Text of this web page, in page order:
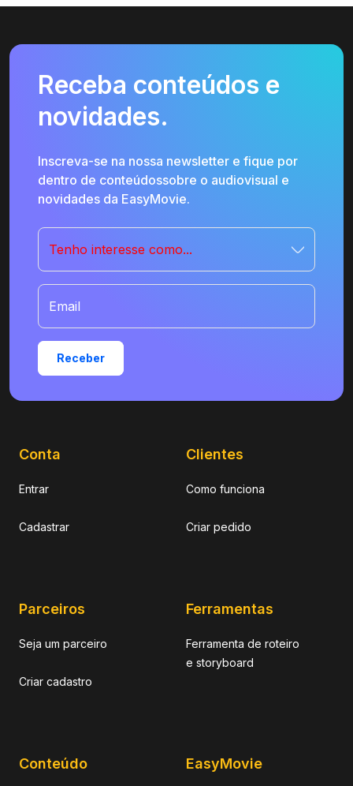
Receba conteúdos e
novidades.
Inscreva-se na nossa newsletter e fique por
dentro de conteúdossobre o audiovisual e
novidades da EasyMovie.
Tenho interesse como...
Email
Receber
Conta
Entrar
Cadastrar
Clientes
Como funciona
Criar pedido
Parceiros
Seja um parceiro
Criar cadastro
Ferramentas
Ferramenta de roteiro
e storyboard
Conteúdo EasyMovie